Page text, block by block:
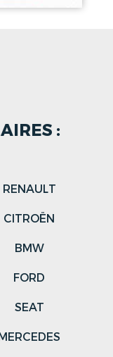
:
RENAULT
CITROËN
BMW
FORD
SEAT